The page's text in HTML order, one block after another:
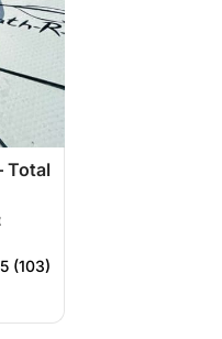
Total
5 (103)